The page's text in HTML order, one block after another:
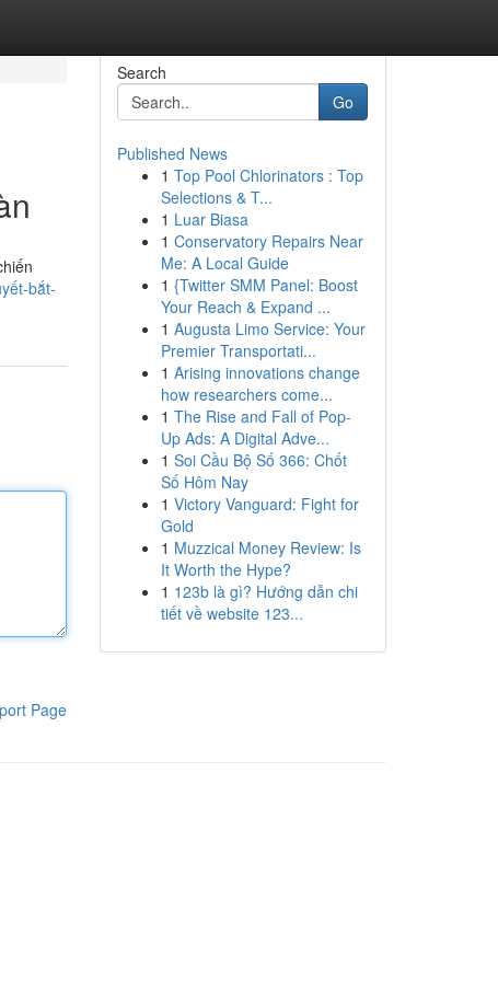
bắt-
Page
Search
Go
Published News
1 Top Pool Chlorinators : Top
Selections & T...
1 Luar Biasa
1 Conservatory Repairs Near
Me: A Local Guide
1 {Twitter SMM Panel: Boost
Your Reach & Expand ...
1 Augusta Limo Service: Your
Premier Transportati...
1 Arising innovations change
how researchers come...
1 The Rise and Fall of Pop-
Up Ads: A Digital Adve...
1 Soi Cầu Bộ Số 366: Chốt
Số Hôm Nay
1 Victory Vanguard: Fight for
Gold
1 Muzzical Money Review: Is
It Worth the Hype?
1 123b là gì? Hướng dẫn chi
tiết về website 123...